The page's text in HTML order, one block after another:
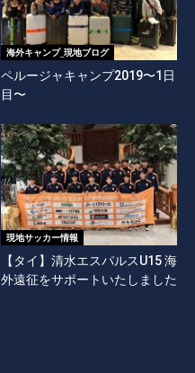
海外キャンプ_現地ブログ
ペルージャキャンプ2019〜1日
目〜
現地サッカー情報
【タイ】清水エスパルスU15 海
外遠征をサポートいたしました